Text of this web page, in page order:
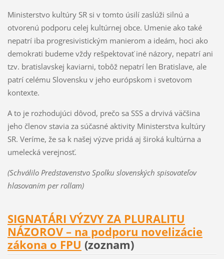
Ministerstvo kultúry SR si v tomto úsilí zaslúži silnú a
otvorenú podporu celej kultúrnej obce. Umenie ako také
nepatrí iba progresivistickým manierom a ideám, hoci ako
demokrati budeme vždy rešpektovať iné názory, nepatrí ani
tzv. bratislavskej kaviarni, tobôž nepatrí len Bratislave, ale
patrí celému Slovensku v jeho európskom i svetovom
kontexte.
A to je rozhodujúci dôvod, prečo sa SSS a drvivá väčšina
jeho členov stavia za súčasné aktivity Ministerstva kultúry
SR. Veríme, že sa k našej výzve pridá aj široká kultúrna a
umelecká verejnosť.
(Schválilo Predstavenstvo Spolku slovenských spisovateľov
hlasovaním per rollam)
SIGNATÁRI VÝZVY ZA PLURALITU
NÁZOROV – na podporu novelizácie
zákona o FPU (zoznam)